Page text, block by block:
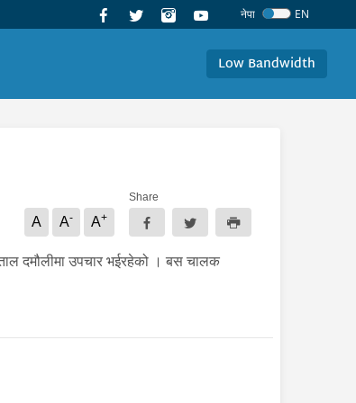
नेपा EN
Low Bandwidth
A A- A+
Share
दमौलीमा उपचार भईरहेको । बस चालक